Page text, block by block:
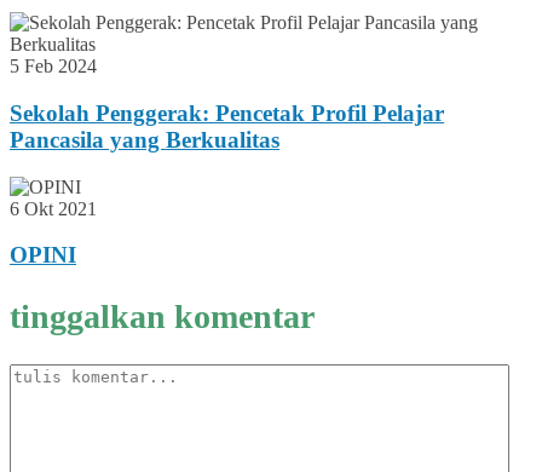
5 Feb 2024
Sekolah Penggerak: Pencetak Profil Pelajar
Pancasila yang Berkualitas
6 Okt 2021
OPINI
tinggalkan komentar